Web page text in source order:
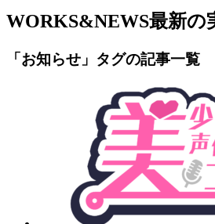
WORKS&NEWS最新の
「お知らせ」タグの記事一覧